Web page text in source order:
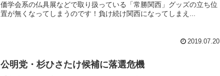
価学会系の仏具展などで取り扱っている「常勝関西」グッズの立ち位
置が無くなってしまうのです！負け続け関西になってしまえ...
2019.07.20
公明党・杉ひさたけ候補に落選危機